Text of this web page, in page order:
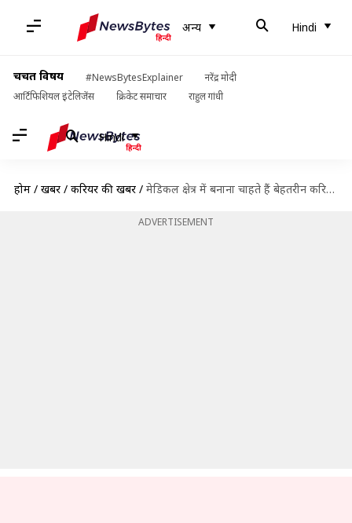
अन्य Hindi
चर्चित विषय #NewsBytesExplainer
नरेंद्र मोदी
आर्टिफिशियल इंटेलिजेंस
क्रिकेट समाचार राहुल गांधी
Hindi
होम / खबरें / करियर की खबरें / मेडिकल क्षेत्र में बनाना चाहते हैं बेहतरीन करियर तो इन भर्तियों के लिए करें आवेदन
ADVERTISEMENT